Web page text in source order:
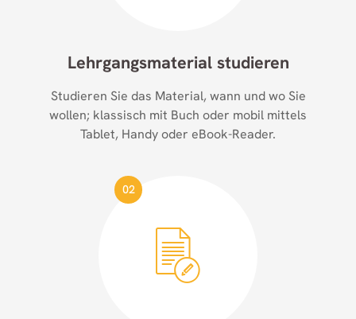
Lehrgangsmaterial studieren
Studieren Sie das Material, wann und wo Sie
wollen; klassisch mit Buch oder mobil mittels
Tablet, Handy oder eBook-Reader.
02